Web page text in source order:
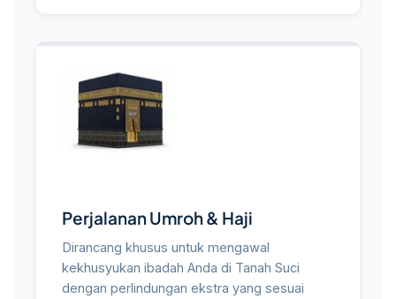
Perjalanan Umroh & Haji
Dirancang khusus untuk mengawal
kekhusyukan ibadah Anda di Tanah Suci
dengan perlindungan ekstra yang sesuai